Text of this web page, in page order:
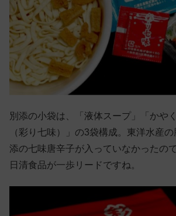
別添の小袋は、「液体スープ」「かや
（彩り七味）」の3袋構成。東洋水産
添の七味唐辛子が入っていなかったの
日清食品が一歩リードですね。